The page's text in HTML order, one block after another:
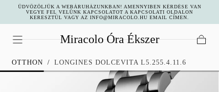
UGRÁS A
TARTALOMHOZ
ÜDVÖZÖLJÜK A WEBÁRUHÁZUNKBAN! AMENNYIBEN KÉRDÉSE VAN
VEGYE FEL VELÜNK KAPCSOLATOT A KAPCSOLATI OLDALON
KERESZTÜL VAGY AZ INFO@MIRACOLO.HU EMAIL CÍMEN.
Miracolo Óra Ékszer
OTTHON / LONGINES DOLCEVITA L5.255.4.11.6